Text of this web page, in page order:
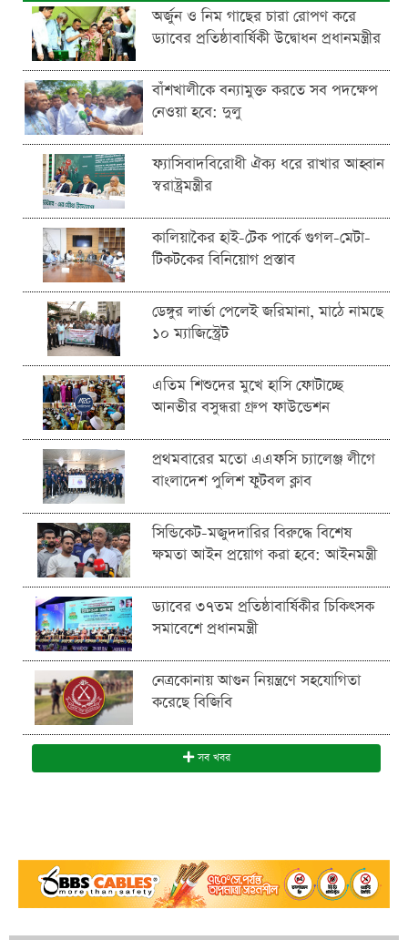
অর্জুন ও নিম গাছের চারা রোপণ করে
ড্যাবের প্রতিষ্ঠাবার্ষিকী উদ্বোধন প্রধানমন্ত্রীর
বাঁশখালীকে বন্যামুক্ত করতে সব পদক্ষেপ
নেওয়া হবে: দুলু
ফ্যাসিবাদবিরোধী ঐক্য ধরে রাখার আহ্বান
স্বরাষ্ট্রমন্ত্রীর
কালিয়াকৈর হাই-টেক পার্কে গুগল-মেটা-
টিকটকের বিনিয়োগ প্রস্তাব
ডেঙ্গুর লার্ভা পেলেই জরিমানা, মাঠে নামছে
১০ ম্যাজিস্ট্রেট
এতিম শিশুদের মুখে হাসি ফোটাচ্ছে
আনভীর বসুন্ধরা গ্রুপ ফাউন্ডেশন
প্রথমবারের মতো এএফসি চ্যালেঞ্জ লীগে
বাংলাদেশ পুলিশ ফুটবল ক্লাব
সিন্ডিকেট-মজুদদারির বিরুদ্ধে বিশেষ
ক্ষমতা আইন প্রয়োগ করা হবে: আইনমন্ত্রী
ড্যাবের ৩৭তম প্রতিষ্ঠাবার্ষিকীর চিকিৎসক
সমাবেশে প্রধানমন্ত্রী
নেত্রকোনায় আগুন নিয়ন্ত্রণে সহযোগিতা
করেছে বিজিবি
সব খবর